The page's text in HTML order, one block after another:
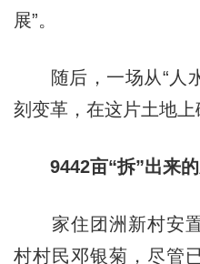
展”。
随后，一场从“人水
刻变革，在这片土地上
9442亩“拆”出来
家住团洲新村安置
村村民邓银菊，尽管